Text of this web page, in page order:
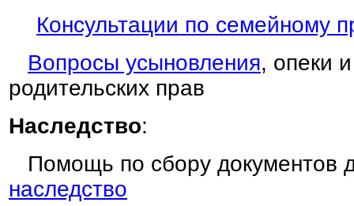
Консультации по семейному
Вопросы усыновления, опеки
родительских прав
Наследство:
Помощь по сбору документов
наследство